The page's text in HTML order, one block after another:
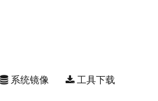
系统镜像 工具下载